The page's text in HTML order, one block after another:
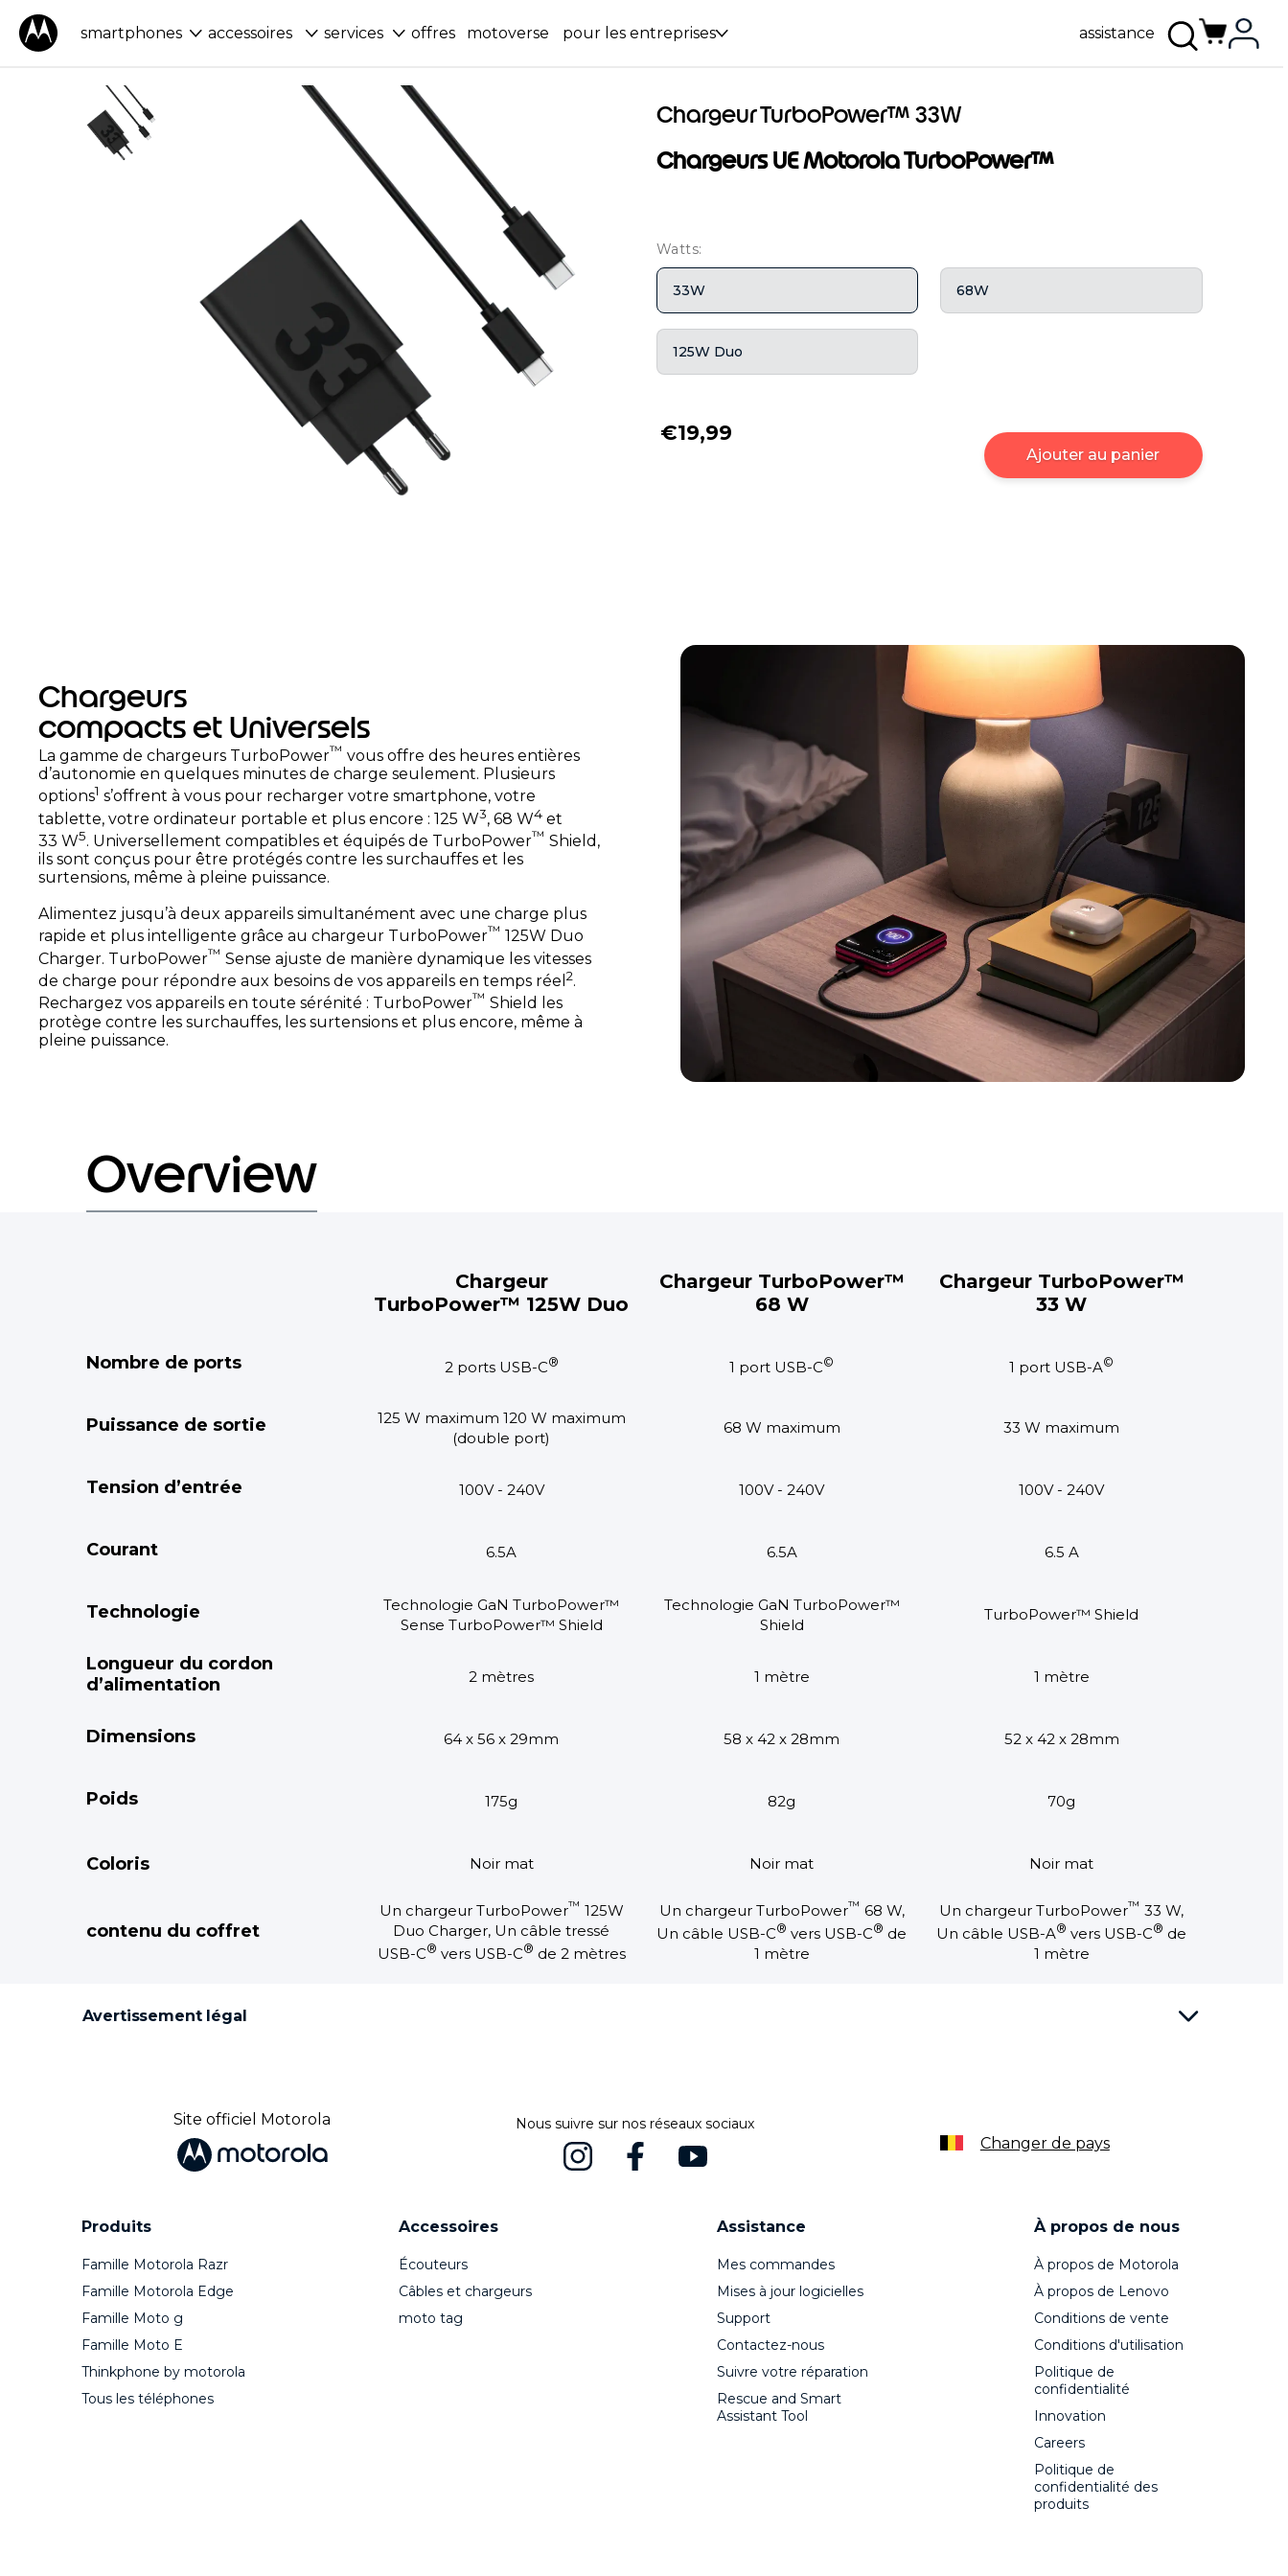
smartphones accessoires services offres motoverse pour les entreprises assistance
Chargeur TurboPower™ 33W
Chargeurs UE Motorola TurboPower™
Watts:
33W 68W
125W Duo
€19,99
Ajouter au panier
Chargeurs
compacts et Universels
La gamme de chargeurs TurboPower™ vous offre des heures entières
d’autonomie en quelques minutes de charge seulement. Plusieurs
options1 s’offrent à vous pour recharger votre smartphone, votre
tablette, votre ordinateur portable et plus encore : 125 W3, 68 W4 et
33 W5. Universellement compatibles et équipés de TurboPower™ Shield,
ils sont conçus pour être protégés contre les surchauffes et les
surtensions, même à pleine puissance.
Alimentez jusqu’à deux appareils simultanément avec une charge plus
rapide et plus intelligente grâce au chargeur TurboPower™ 125W Duo
Charger. TurboPower™ Sense ajuste de manière dynamique les vitesses
de charge pour répondre aux besoins de vos appareils en temps réel 2.
Rechargez vos appareils en toute sérénité : TurboPower™ Shield les
protège contre les surchauffes, les surtensions et plus encore, même à
pleine puissance.
Overview
Nombre de ports
Puissance de sortie
Tension d’entrée
Courant
Technologie
Longueur du cordon
d’alimentation
Dimensions
Poids
Coloris
contenu du coffret
Chargeur
TurboPower™ 125W Duo
2 ports USB-C®
125 W maximum 120 W maximum
(double port)
100V - 240V
6.5A
Technologie GaN TurboPower™
Sense TurboPower™ Shield
2 mètres
64 x 56 x 29mm
175g
Noir mat
Un chargeur TurboPower™ 125W
Duo Charger, Un câble tressé
USB-C® vers USB-C® de 2 mètres
Chargeur TurboPower™
68 W
1 port USB-C©
68 W maximum
100V - 240V
6.5A
Technologie GaN TurboPower™
Shield
1 mètre
58 x 42 x 28mm
82g
Noir mat
Un chargeur TurboPower™ 68 W,
Un câble USB-C® vers USB-C® de
1 mètre
Chargeur TurboPower™
33 W
1 port USB-A©
33 W maximum
100V - 240V
6.5 A
TurboPower™ Shield
1 mètre
52 x 42 x 28mm
70g
Noir mat
Un chargeur TurboPower™ 33 W,
Un câble USB-A® vers USB-C® de
1 mètre
Avertissement légal
Site officiel Motorola Nous suivre sur nos réseaux sociaux
Changer de pays
Produits
Famille Motorola Razr
Famille Motorola Edge
Famille Moto g
Famille Moto E
Thinkphone by motorola
Tous les téléphones
Accessoires
Écouteurs
Câbles et chargeurs
moto tag
Assistance
Mes commandes
Mises à jour logicielles
Support
Contactez-nous
Suivre votre réparation
Rescue and Smart
Assistant Tool
À propos de nous
À propos de Motorola
À propos de Lenovo
Conditions de vente
Conditions d'utilisation
Politique de
confidentialité
Innovation
Careers
Politique de
confidentialité des
produits